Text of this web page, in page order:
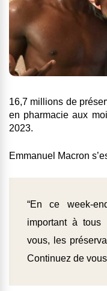
16,7 millions de
en pharmacie aux
2023.
Emmanuel Macron
“En ce week-
important à
vous, les
Continuez de